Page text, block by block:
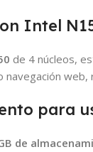
Intel
de 4 núcleos,
navegación
para
de